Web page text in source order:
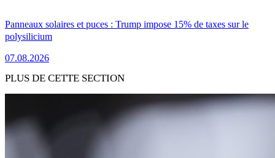
Panneaux solaires et puces : Trump impose 15% de taxes sur le
polysilicium
07.08.2026
PLUS DE CETTE SECTION